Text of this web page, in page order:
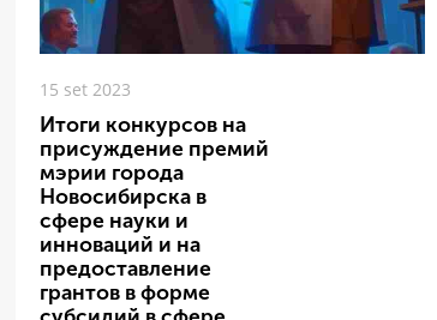
15 set 2023
Итоги конкурсов на
присуждение премий
мэрии города
Новосибирска в
сфере науки и
инноваций и на
предоставление
грантов в форме